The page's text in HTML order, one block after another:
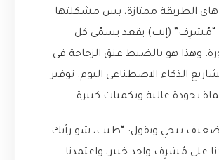
هاي الطريقة ممتازة، بس مشكلتها
“مُشرِف” (إنت) يقعد يسمّي كل
وهذا هو بالضبط عنق الزجاجة في
الذكاء الاصطناعي اليوم: توفير
بجودة عالية وبكميات كبيرة.
بيجي ويقول: “طيب، شو رأيك
على مُشرِف واحد خبير، واعتمدنا